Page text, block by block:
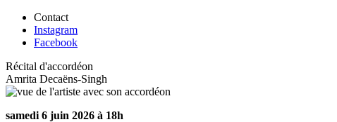
Contact
Instagram
Facebook
Récital d'accordéon
Amrita Decaëns-Singh
samedi 6 juin 2026 à 18h